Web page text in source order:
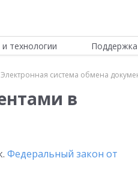
технологии
Электронная система обмена
в
Федеральный закон от